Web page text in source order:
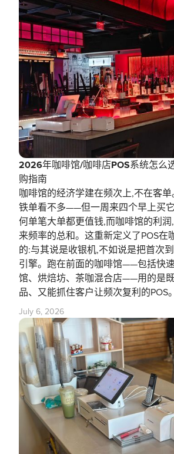
2026年咖啡馆/咖啡店POS系统怎么
购指南
咖啡馆的经济学建在频次上,不在客
铁单看不多——但一周来四个早上买
何单笔大单都更值钱,而咖啡馆的利
来频率的总和。这重新定义了POS在
的:与其说是收银机,不如说是把首次
引擎。跑在前面的咖啡馆——包括快
馆、烘焙坊、茶咖混合店——用的是
品、又能抓住客户让频次复利的POS。
July 6, 2026